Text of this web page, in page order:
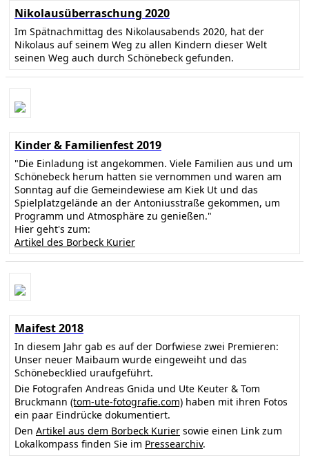
Nikolausüberraschung 2020
Im Spätnachmittag des Nikolausabends 2020, hat der
Nikolaus auf seinem Weg zu allen Kindern dieser Welt
seinen Weg auch durch Schönebeck gefunden.
Kinder & Familienfest 2019
"Die Einladung ist angekommen. Viele Familien aus und um
Schönebeck herum hatten sie vernommen und waren am
Sonntag auf die Gemeindewiese am Kiek Ut und das
Spielplatzgelände an der Antoniusstraße gekommen, um
Programm und Atmosphäre zu genießen."
Hier geht's zum:
Artikel des Borbeck Kurier
Maifest 2018
In diesem Jahr gab es auf der Dorfwiese zwei Premieren:
Unser neuer Maibaum wurde eingeweiht und das
Schönebecklied uraufgeführt.
Die Fotografen Andreas Gnida und Ute Keuter & Tom
Bruckmann (tom-ute-fotografie.com) haben mit ihren Fotos
ein paar Eindrücke dokumentiert.
Den Artikel aus dem Borbeck Kurier sowie einen Link zum
Lokalkompass finden Sie im Pressearchiv.